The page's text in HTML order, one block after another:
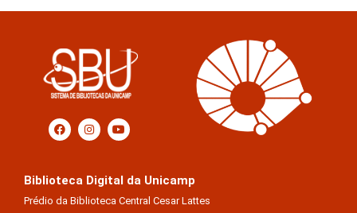
Biblioteca Digital da Unicamp
Prédio da Biblioteca Central Cesar Lattes